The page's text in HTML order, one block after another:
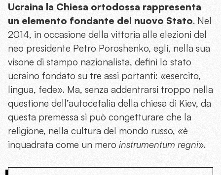
Ucraina la Chiesa ortodossa rappresenta
un elemento fondante del nuovo Stato. Nel
2014, in occasione della vittoria alle elezioni del
neo presidente Petro Poroshenko, egli, nella sua
visone di stampo nazionalista, definì lo stato
ucraino fondato su tre assi portanti: «esercito,
lingua, fede». Ma, senza addentrarsi troppo nella
questione dell’autocefalia della chiesa di Kiev, da
questa premessa si può congetturare che la
religione, nella cultura del mondo russo, «è
inquadrata come un mero instrumentum regni».